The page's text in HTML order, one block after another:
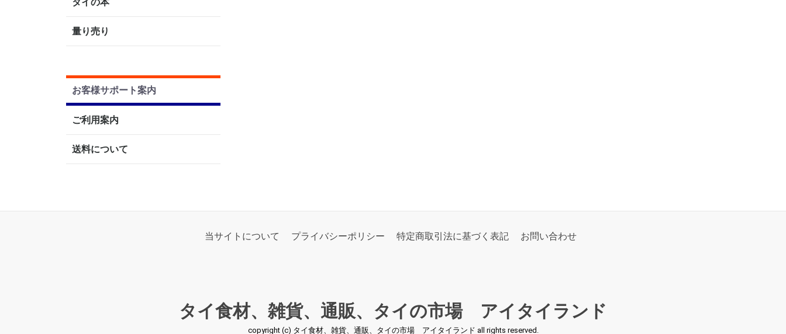
量り売り
お客様サポート案内
ご利用案内
送料について
当サイトについて プライバシーポリシー 特定商取引法に基づく表記 お問い合わせ
タイ食材、雑貨、通販、タイの市場 アイタイランド
copyright (c) タイ食材、雑貨、通販、タイの市場 アイタイランド all rights reserved.